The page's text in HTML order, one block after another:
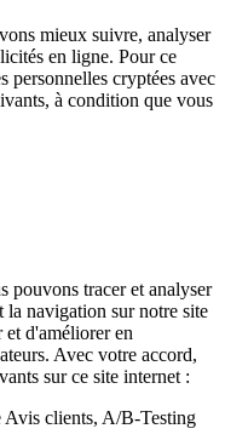
mieux suivre, analyser
en ligne. Pour ce
personnelles cryptées avec
à condition que vous
pouvons tracer et analyser
la navigation sur notre site
d'améliorer en
Avec votre accord,
sur ce site internet :
clients, A/B-Testing